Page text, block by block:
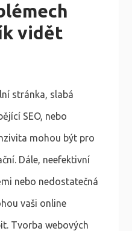
vidět
stránka, slabá
SEO, nebo
mohou být pro
Dále, neefektivní
nebo nedostatečná
vaši online
Tvorba webových